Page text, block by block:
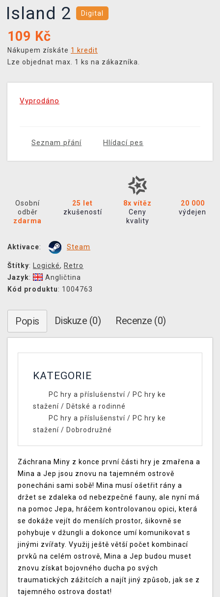
Island 2
Digital
109 Kč
Nákupem získáte 1 kredit
Lze objednat max. 1 ks na zákazníka.
Vyprodáno
Seznam přání Hlídací pes
Osobní
odběr
zdarma
25 let
zkušeností
8x vítěz
Ceny
kvality
20 000
výdejen
Aktivace: Steam
Štítky: Logické, Retro
Jazyk:
Angličtina
Kód produktu: 1004763
Popis Diskuze (0) Recenze (0)
KATEGORIE
PC hry a příslušenství/ PC hry ke
stažení / Dětské a rodinné
PC hry a příslušenství/ PC hry ke
stažení / Dobrodružné
Záchrana Miny z konce první části hry je zmařena a
Mina a Jep jsou znovu na tajemném ostrově
ponecháni sami sobě! Mina musí ošetřit rány a
držet se zdaleka od nebezpečné fauny, ale nyní má
na pomoc Jepa, hráčem kontrolovanou opici, která
se dokáže vejít do menších prostor, šikovně se
pohybuje v džungli a dokonce umí komunikovat s
jinými zvířaty. Využij ještě větší počet kombinací
prvků na celém ostrově, Mina a Jep budou muset
znovu získat bojovného ducha po svých
traumatických zážitcích a najít jiný způsob, jak se z
tajemného ostrova dostat!